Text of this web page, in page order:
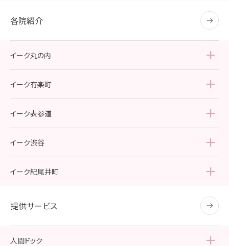
各種認定・認証の取得
各院紹介
イーク丸の内
院内紹介
アクセス・診療時間
イーク有楽町
院内紹介
アクセス・診療時間
イーク表参道
院内紹介
アクセス・診療時間
イーク渋谷
院内紹介
イーク紀尾井町
アクセス・診療時間
提供サービス
人間ドック